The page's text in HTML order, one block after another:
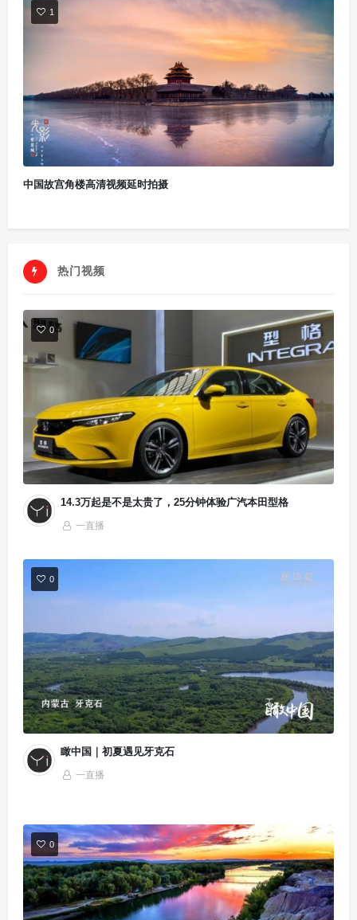
1
中国故宫角楼高清视频延时拍摄
热门视频
0
14.3万起是不是太贵了，25分钟体验广汽本田型格
一直播
0
瞰中国｜初夏遇见牙克石
一直播
0